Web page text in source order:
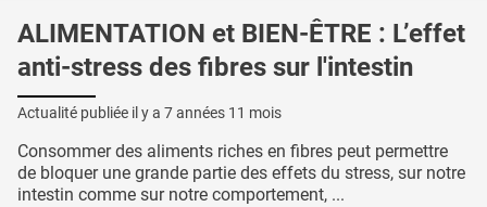
ALIMENTATION et BIEN-ÊTRE : L’effet
anti-stress des fibres sur l'intestin
Actualité publiée il y a 7 années 11 mois
Consommer des aliments riches en fibres peut permettre
de bloquer une grande partie des effets du stress, sur notre
intestin comme sur notre comportement, ...